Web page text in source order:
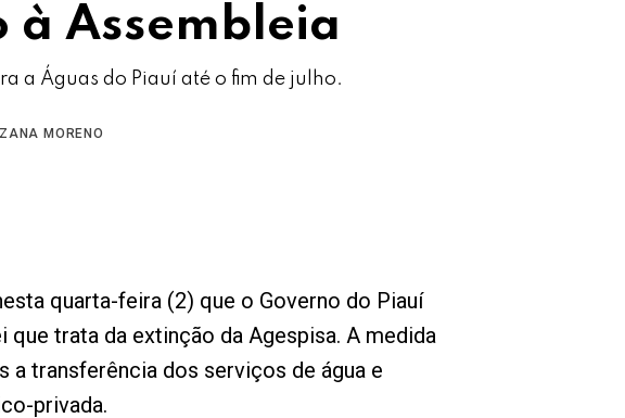
à Assembleia
a Águas do Piauí até o fim de julho.
MORENO
quarta-feira (2) que o Governo do Piauí
trata da extinção da Agespisa. A medida
a transferência dos serviços de água e
privada.